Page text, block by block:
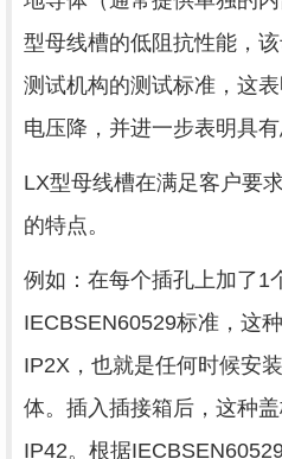
型母线槽的低阻抗性能，
测试机构的测试标准，这
电压降，并进一步表明具
LX型母线槽在满足客户要
的特点。
例如：在每个插孔上加了1
IECBSEN60529标准，这
IP2X，也就是任何时候安
体。插入插接箱后，这种
IP42。根据